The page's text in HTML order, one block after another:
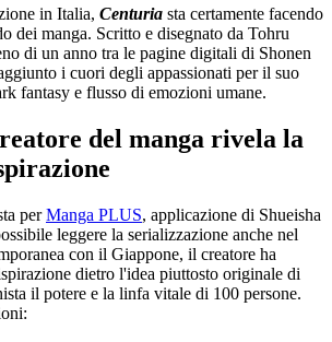
in Italia, Centuria sta certamente facendo
dei manga. Scritto e disegnato da Tohru
di un anno tra le pagine digitali di Shonen
i cuori degli appassionati per il suo
fantasy e flusso di emozioni umane.
del manga rivela la
perManga PLUS, applicazione di Shueisha
leggere la serializzazione anche nel
con il Giappone, il creatore ha
dietro l'idea piuttosto originale di
il potere e la linfa vitale di 100 persone.